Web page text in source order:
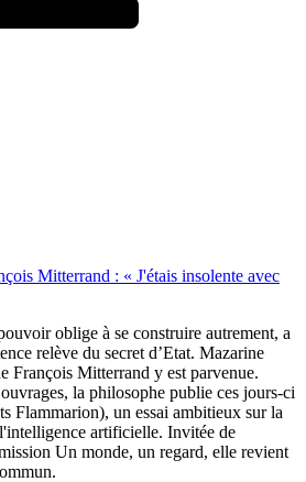
Mitterrand : « J'étais insolente avec
oblige à se construire autrement, a
relève du secret d’Etat. Mazarine
François Mitterrand y est parvenue.
la philosophe publie ces jours-ci
Flammarion), un essai ambitieux sur la
artificielle. Invitée de
Un monde, un regard, elle revient